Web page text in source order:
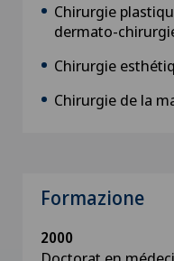
Chirurgie
dermato-
Chirurgie
Chirurgie de la
Formazione
2000